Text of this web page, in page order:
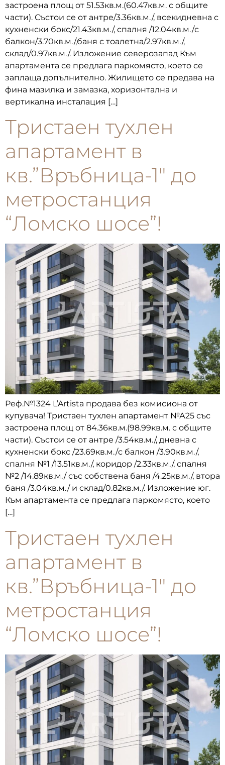
застроена площ от 51.53кв.м.(60.47кв.м. с общите
части). Състои се от антре/3.36кв.м./, всекидневна с
кухненски бокс/21.43кв.м./, спалня /12.04кв.м./с
балкон/3.70кв.м./,баня с тоалетна/2.97кв.м./,
склад/0.97кв.м./. Изложение северозапад Към
апартамента се предлага паркомясто, което се
заплаща допълнително. Жилището се предава на
фина мазилка и замазка, хоризонтална и
вертикална инсталация […]
Тристаен тухлен
апартамент в
кв.”Връбница-1″ до
метростанция
“Ломско шосе”!
Реф.№1324 L’Artista продава без комисиона от
купувача! Тристаен тухлен апартамент №А25 със
застроена площ от 84.36кв.м.(98.99кв.м. с общите
части). Състои се от антре /3.54кв.м./, дневна с
кухненски бокс /23.69кв.м./с балкон /3.90кв.м./,
спалня №1 /13.51кв.м./, коридор /2.33кв.м./, спалня
№2 /14.89кв.м./ със собствена баня /4.25кв.м./, втора
баня /3.04кв.м./ и склад/0.82кв.м./. Изложение юг.
Към апартамента се предлага паркомясто, което
[…]
Тристаен тухлен
апартамент в
кв.”Връбница-1″ до
метростанция
“Ломско шосе”!